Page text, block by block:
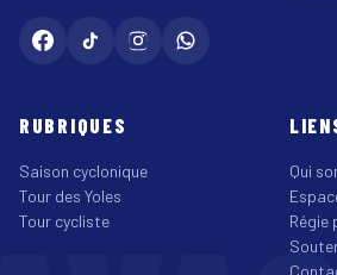
RUBRIQUES
Saison cyclonique
Tour des Yoles
Tour cycliste
Qui
Régie